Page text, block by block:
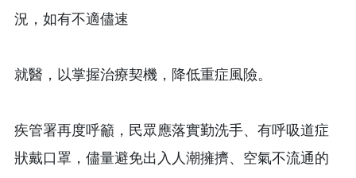
況，如有不適儘速
就醫，以掌握治療契機，降低重症風險。
疾管署再度呼籲，民眾應落實勤洗手、有呼吸道症
狀戴口罩，儘量避免出入人潮擁擠、空氣不流通的